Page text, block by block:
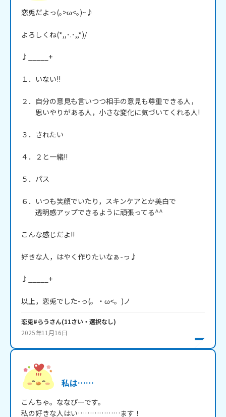
恋兎だよっ(｡>ω<｡)~♪
よろしくね(*,,･.･,,*)/
♪_____+
１．いない!!
２．自分の意見も言いつつ相手の意見も尊重できる人，
思いやりがある人，小さな変化に気づいてくれる人!
３．されたい
４．２と一緒!!
５．パス
６．いつも笑顔でいたり，スキンケアとか美白で
透明感アップできるように頑張ってる^^
こんな感じだよ!!
好きな人，はやく作りたいなぁ-っ♪
♪_____+
以上，恋兎でした-っ(。・ω<。)ノ
恋兎#らうさん(11さい・ 選択なし)
2025年11月16日
私は……
こんちゃ。ななぴーです。
私の好きな人はい………………ます！